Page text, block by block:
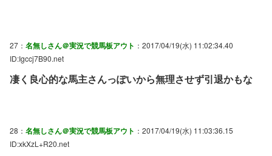
27： 名無しさん＠実況で競馬板アウト ：2017/04/19(水) 11:02:34.40
ID:Igccj7B90.net
凄く良心的な馬主さんっぽいから無理させず引退かもな
28： 名無しさん＠実況で競馬板アウト ：2017/04/19(水) 11:03:36.15
ID:xkXzL+R20.net